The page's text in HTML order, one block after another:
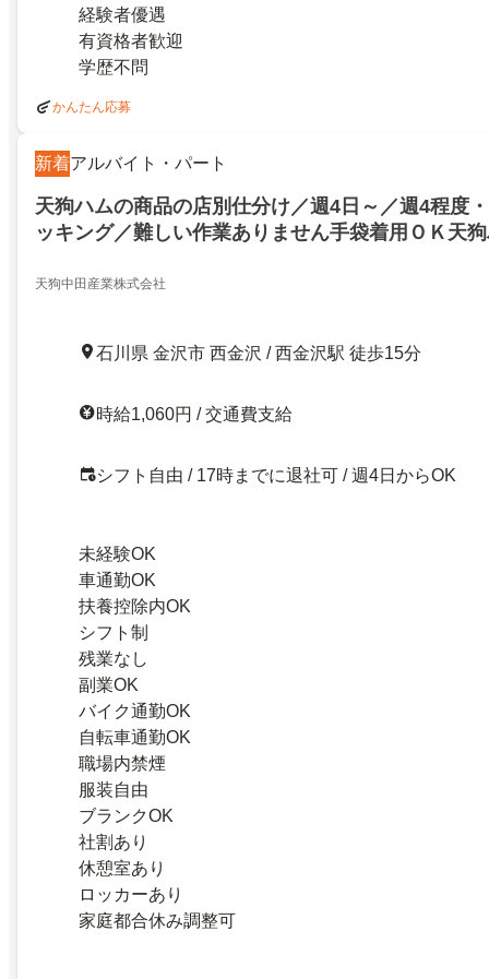
経験者優遇
有資格者歓迎
学歴不問
かんたん応募
新着アルバイト・パート
天狗ハムの商品の店別仕分け／週4日～／週4程度
ッキング／難しい作業ありません手袋着用ＯＫ天
天狗中田産業株式会社
石川県 金沢市 西金沢 / 西金沢駅 徒歩15分
時給1,060円 / 交通費支給
シフト自由 / 17時までに退社可 / 週4日からOK
未経験OK
車通勤OK
扶養控除内OK
シフト制
残業なし
副業OK
バイク通勤OK
自転車通勤OK
職場内禁煙
服装自由
ブランクOK
社割あり
休憩室あり
ロッカーあり
家庭都合休み調整可